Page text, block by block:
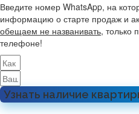
Введите номер WhatsApp, на
информацию о старте продаж и
обещаем не названивать, только
телефоне!
Узнать наличие